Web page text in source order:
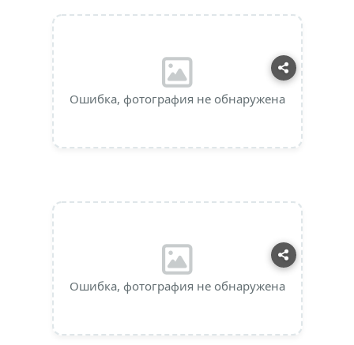
Ошибка, фотография не обнаружена
Ошибка, фотография не обнаружена